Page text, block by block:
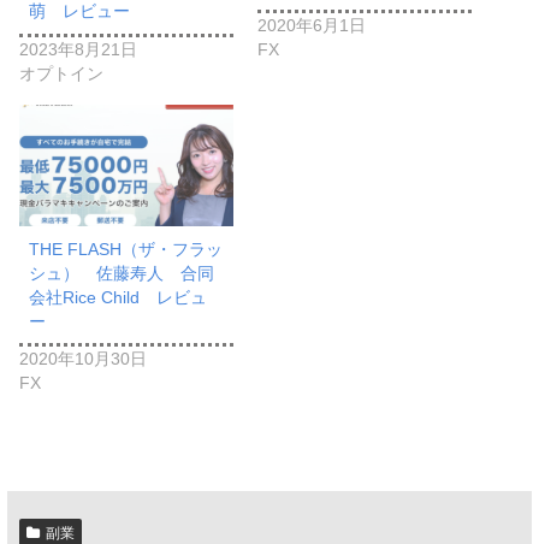
萌 レビュー
2023年8月21日
オプトイン
2020年6月1日
FX
THE FLASH（ザ・フラッ
シュ） 佐藤寿人 合同
会社Rice Child レビュ
ー
2020年10月30日
FX
副業